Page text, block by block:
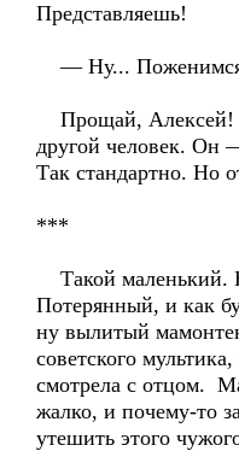
Представляешь!
— Ну...
Прощай, Алексей!
другой человек. Он
Так стандартно. Но
***
Такой маленький.
Потерянный, и как
ну вылитый
советского
смотрела с отцом.
жалко, и почему-то
утешить этого